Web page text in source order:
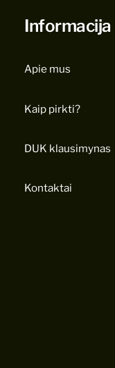
Informacija
Apie mus
Kaip pirkti?
DUK klausimynas
Kontaktai